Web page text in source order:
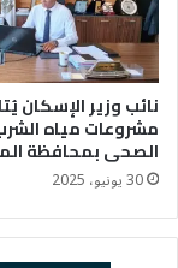
نائب وزير الإسكان
مشروعات مياه
الصحى بمحافظة
30 يونيو، 2025